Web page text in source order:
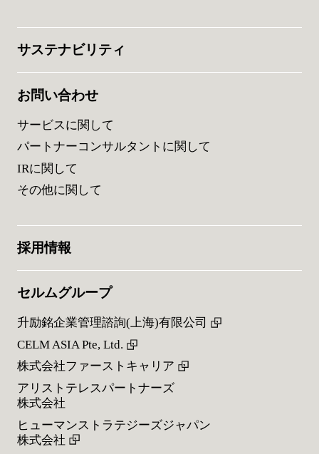
サステナビリティ
お問い合わせ
サービスに関して
パートナーコンサルタントに関して
IRに関して
その他に関して
採用情報
セルムグループ
升励銘企業管理諮詢(上海)有限公司
CELM ASIA Pte, Ltd.
株式会社ファーストキャリア
アリストテレスパートナーズ
株式会社
ヒューマンストラテジーズジャパン
株式会社